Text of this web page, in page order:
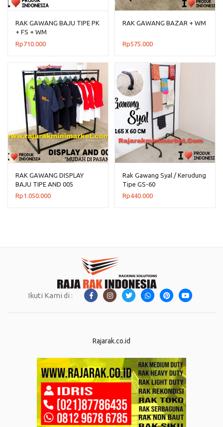
RAK GAWANG BAJU TIPE PK
+ FS + WM
Rp710.000
RAK GAWANG BAZAR + WM
Rp575.000
RAK GAWANG DISPLAY
BAJU TIPE AND 005
Rp1.050.000
Rak Gawang Syal / Kerudung
Tipe GS-60
Rp440.000
Ikuti Kami di :
Rajarak.co.id